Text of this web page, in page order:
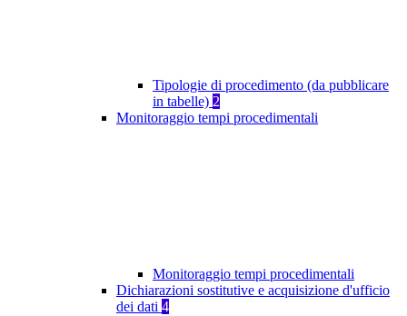
Tipologie di procedimento (da pubblicare
in tabelle) 2
Monitoraggio tempi procedimentali
Monitoraggio tempi procedimentali
Dichiarazioni sostitutive e acquisizione d'ufficio
dei dati 4